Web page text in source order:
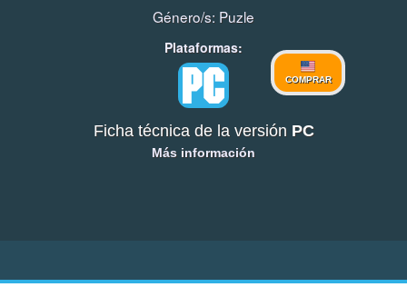
Género/s: Puzle
Plataformas:
COMPRAR
Ficha técnica de la versión PC
Más información